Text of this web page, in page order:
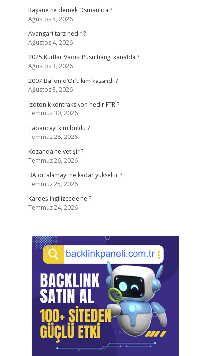
Kaşane ne demek Osmanlıca ?
Ağustos 5, 2026
Avangart tarz nedir ?
Ağustos 4, 2026
2025 Kurtlar Vadisi Pusu hangi kanalda ?
Ağustos 3, 2026
2007 Ballon d’Or’u kim kazandı ?
Ağustos 3, 2026
İzotonik kontraksiyon nedir FTR ?
Temmuz 30, 2026
Tabancayı kim buldu ?
Temmuz 28, 2026
Kozanda ne yetişir ?
Temmuz 26, 2026
BA ortalamayı ne kadar yükseltir ?
Temmuz 25, 2026
Kardeş ingilizcede ne ?
Temmuz 24, 2026